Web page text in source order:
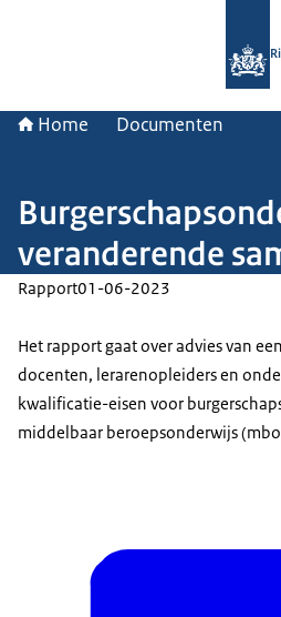
Home Documenten
veranderende
Rapport01-06-2023
Het rapport gaat over advies van
docenten, lerarenopleiders en
kwalificatie-eisen voor
middelbaar beroepsonderwijs